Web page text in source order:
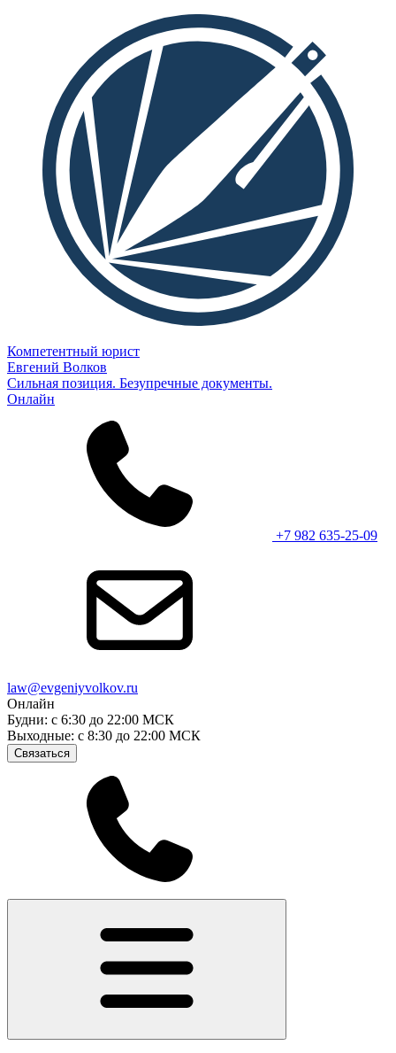
Компетентный юрист
Евгений Волков
Сильная позиция. Безупречные документы.
Онлайн
+7 982 635-25-09
law@evgeniyvolkov.ru
Онлайн
Будни: с 6:30 до 22:00 МСК
Выходные: с 8:30 до 22:00 МСК
Связаться